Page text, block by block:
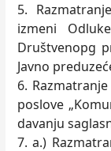
5.
izmeni
Društvenopg
Javno
6.
poslove
davanju
7. a.)